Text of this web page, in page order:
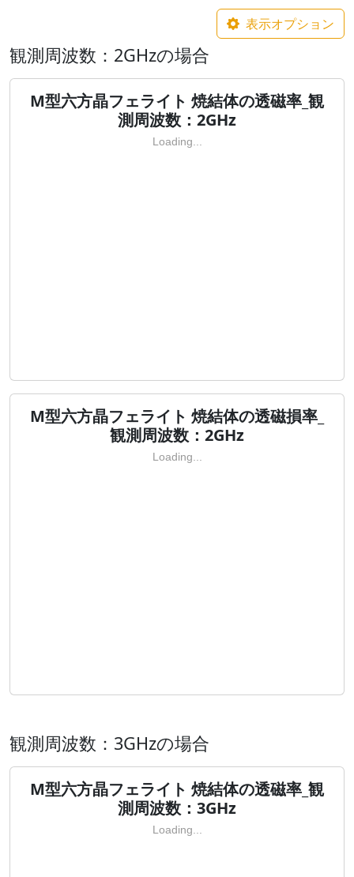
表示オプション
観測周波数：2GHzの場合
M型六方晶フェライト 焼結体の透磁率_観
測周波数：2GHz
Loading...
M型六方晶フェライト 焼結体の透磁損率_
観測周波数：2GHz
Loading...
観測周波数：3GHzの場合
M型六方晶フェライト 焼結体の透磁率_観
測周波数：3GHz
Loading...